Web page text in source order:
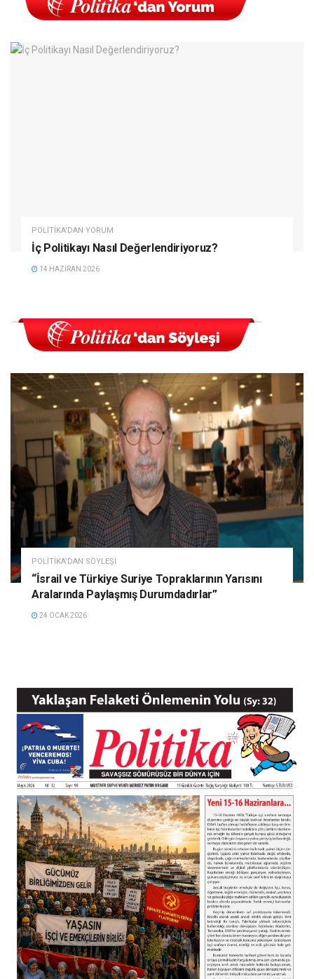
POLITIKA'DAN YORUM
İç Politikayı Nasıl Değerlendiriyoruz?
14 HAZIRAN 2026
POLITIKA'DAN SÖYLEŞI
“İsrail ve Türkiye Suriye Topraklarının Yarısını
Aralarında Paylaşmış Durumdadırlar”
24 OCAK 2026